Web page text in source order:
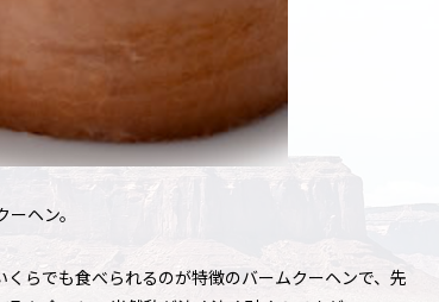
ヘン。
らでも食べられるのが特徴のバームクーヘンで、先